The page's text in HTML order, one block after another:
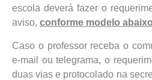
escola deverá fazer o
aviso, conforme modelo abaixo
Caso o professor receba o
e-mail ou telegrama, o
duas vias e protocolado na